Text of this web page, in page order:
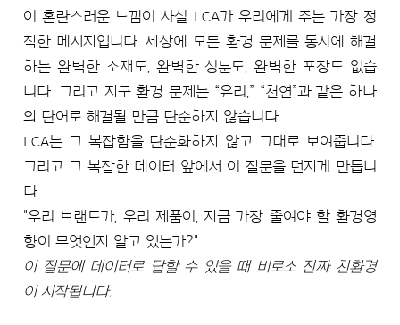
이 혼란스러운 느낌이 사실 LCA가 우리에게 주는 가장 정
직한 메시지입니다. 세상에 모든 환경 문제를 동시에 해결
하는 완벽한 소재도, 완벽한 성분도, 완벽한 포장도 없습
니다. 그리고 지구 환경 문제는 “유리,” “천연”과 같은 하나
의 단어로 해결될 만큼 단순하지 않습니다.
LCA는 그 복잡함을 단순화하지 않고 그대로 보여줍니다.
그리고 그 복잡한 데이터 앞에서 이 질문을 던지게 만듭니
다.
"우리 브랜드가, 우리 제품이, 지금 가장 줄여야 할 환경영
향이 무엇인지 알고 있는가?"
이 질문에 데이터로 답할 수 있을 때 비로소 진짜 친환경
이 시작됩니다.